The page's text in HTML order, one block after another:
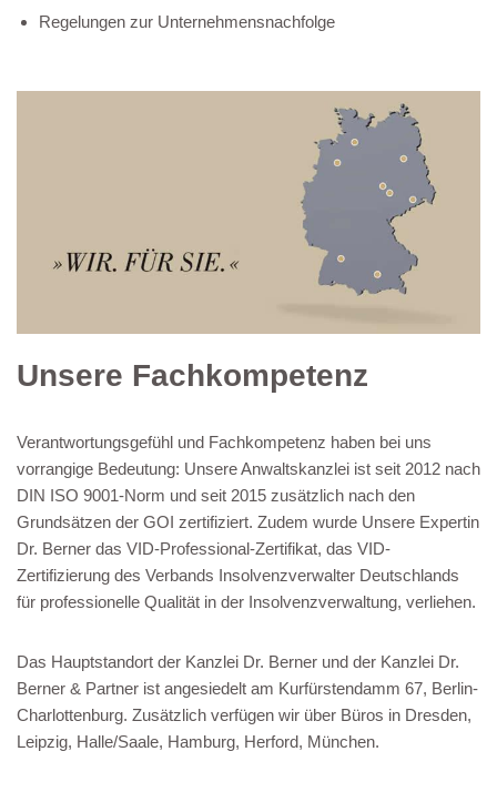
Regelungen zur Unternehmensnachfolge
Unsere Fachkompetenz
Verantwortungsgefühl und Fachkompetenz haben bei uns
vorrangige Bedeutung: Unsere Anwaltskanzlei ist seit 2012 nach
DIN ISO 9001-Norm und seit 2015 zusätzlich nach den
Grundsätzen der GOI zertifiziert. Zudem wurde Unsere Expertin
Dr. Berner das VID-Professional-Zertifikat, das VID-
Zertifizierung des Verbands Insolvenzverwalter Deutschlands
für professionelle Qualität in der Insolvenzverwaltung, verliehen.
Das Hauptstandort der Kanzlei Dr. Berner und der Kanzlei Dr.
Berner & Partner ist angesiedelt am Kurfürstendamm 67, Berlin-
Charlottenburg. Zusätzlich verfügen wir über Büros in Dresden,
Leipzig, Halle/Saale, Hamburg, Herford, München.